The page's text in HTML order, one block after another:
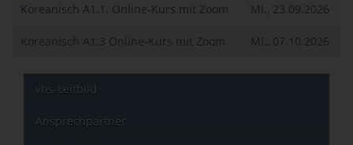
Koreanisch A1.1. Online-Kurs mit Zoom Mi., 23.09.2026
Koreanisch A1.3 Online-Kurs mit Zoom Mi., 07.10.2026
vhs-Leitbild
Ansprechpartner